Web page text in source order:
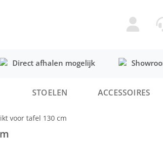
Direct afhalen mogelijk
STOELEN ACCESSOIRES
voor tafel 130 cm